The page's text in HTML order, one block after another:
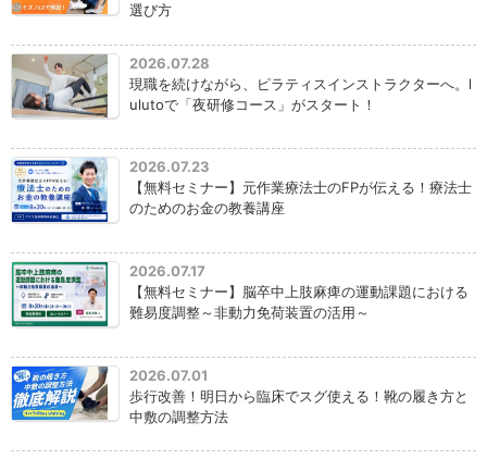
選び方
2026.07.28
現職を続けながら、ピラティスインストラクターへ。l
ulutoで「夜研修コース」がスタート！
2026.07.23
【無料セミナー】元作業療法士のFPが伝える！療法士
のためのお金の教養講座
2026.07.17
【無料セミナー】脳卒中上肢麻痺の運動課題における
難易度調整～非動力免荷装置の活用～
2026.07.01
歩行改善！明日から臨床でスグ使える！靴の履き方と
中敷の調整方法